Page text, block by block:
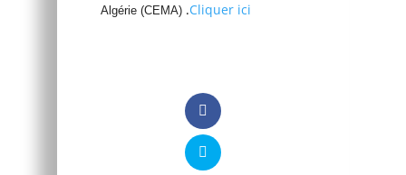
Algérie (CEMA).Cliquer ici